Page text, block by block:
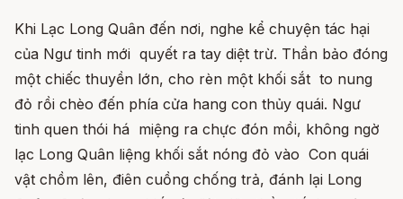
Khi Lạc Long Quân đến nơi, nghe kể chuyện tác hại
của Ngư tinh mới quyết ra tay diệt trừ. Thần bảo đóng
một chiếc thuyền lớn, cho rèn một khối sắt to nung
đỏ rồi chèo đến phía cửa hang con thủy quái. Ngư
tinh quen thói há miệng ra chực đón mồi, không ngờ
lạc Long Quân liệng khối sắt nóng đỏ vào Con quái
vật chồm lên, điên cuồng chống trả, đánh lại Long